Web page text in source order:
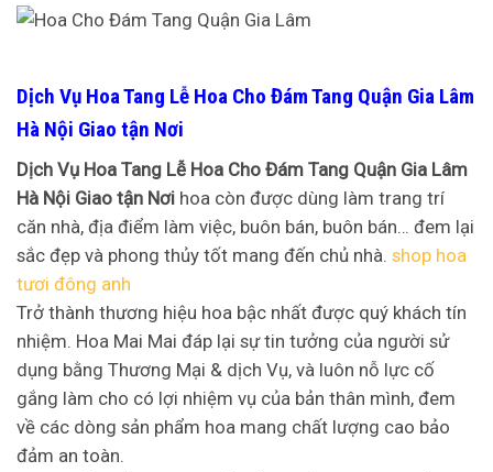
Dịch Vụ Hoa Tang Lễ Hoa Cho Đám Tang Quận Gia Lâm
Hà Nội Giao tận Nơi
Dịch Vụ Hoa Tang Lễ Hoa Cho Đám Tang Quận Gia Lâm
Hà Nội Giao tận Nơi hoa còn được dùng làm trang trí
căn nhà, địa điểm làm việc, buôn bán, buôn bán… đem lại
sắc đẹp và phong thủy tốt mang đến chủ nhà. shop hoa
tươi đông anh
Trở thành thương hiệu hoa bậc nhất được quý khách tín
nhiệm. Hoa Mai Mai đáp lại sự tin tưởng của người sử
dụng bằng Thương Mại & dịch Vụ, và luôn nỗ lực cố
gắng làm cho có lợi nhiệm vụ của bản thân mình, đem
về các dòng sản phẩm hoa mang chất lượng cao bảo
đảm an toàn.